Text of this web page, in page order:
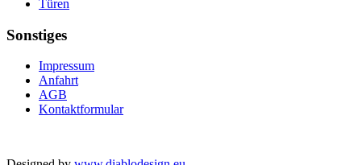
Türen
Sonstiges
Impressum
Anfahrt
AGB
Kontaktformular